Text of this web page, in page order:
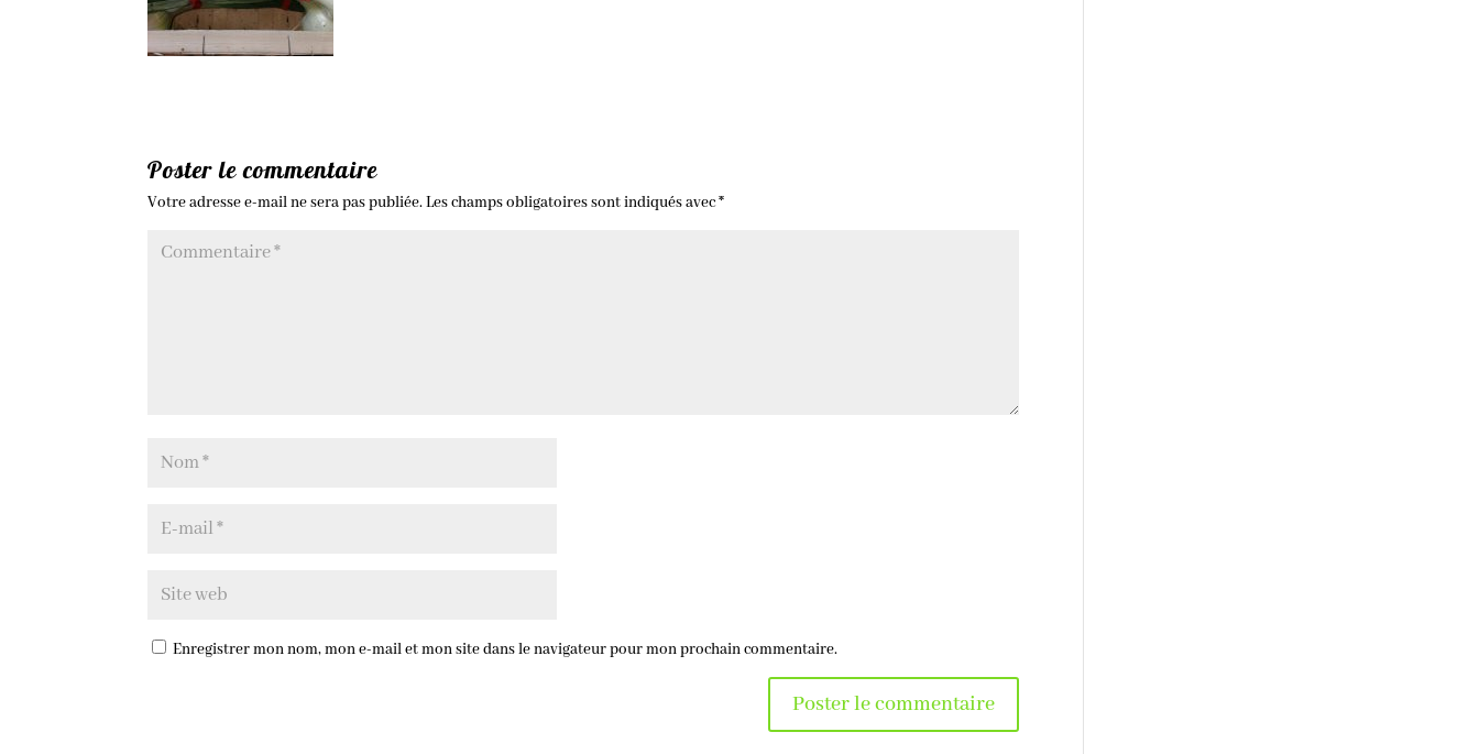
Poster le commentaire
Votre adresse e-mail ne sera pas publiée.Les champs obligatoires sont indiqués avec*
Enregistrer mon nom, mon e-mail et mon site dans le navigateur pour mon prochain commentaire.